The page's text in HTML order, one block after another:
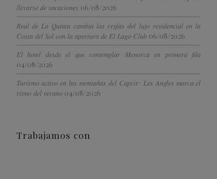
llevarse de vacaciones 06/08/2026
Real de La Quinta cambia las reglas del lujo residencial en la
Costa del Sol con la apertura de El Lago Club 06/08/2026
El hotel desde el que contemplar Menorca en primera fila
04/08/2026
Turismo activo en las montañas del Capcir: Les Angles marca el
ritmo del verano 04/08/2026
Trabajamos con